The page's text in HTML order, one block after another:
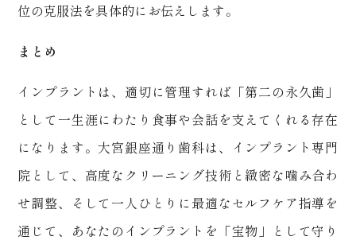
位の克服法を具体的にお伝えします。
まとめ
インプラントは、適切に管理すれば「第二の永久歯」
として一生涯にわたり食事や会話を支えてくれる存在
になります。大宮銀座通り歯科は、インプラント専門
院として、高度なクリーニング技術と緻密な噛み合わ
せ調整、そして一人ひとりに最適なセルフケア指導を
通じて、あなたのインプラントを「宝物」として守り